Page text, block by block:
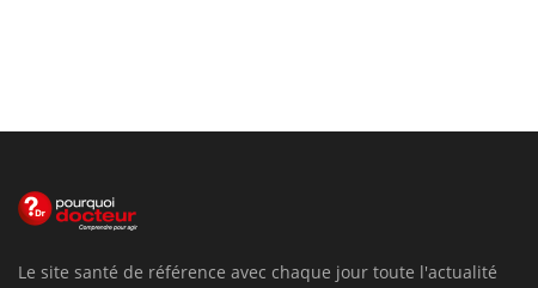
Le site santé de référence avec chaque jour toute l'actualité